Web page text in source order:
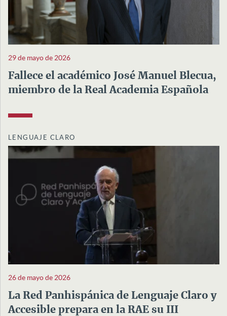
29 de mayo de 2026
Fallece el académico José Manuel Blecua,
miembro de la Real Academia Española
LENGUAJE CLARO
26 de mayo de 2026
La Red Panhispánica de Lenguaje Claro y
Accesible prepara en la RAE su III